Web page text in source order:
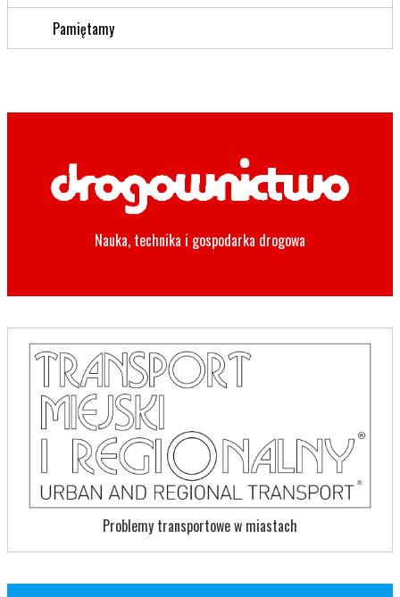
Pamiętamy
Nauka, technika i gospodarka drogowa
Problemy transportowe w miastach